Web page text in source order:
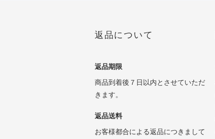
返品について
返品期限
商品到着後７日以内とさせていただ
きます。
返品送料
お客様都合による返品につきまして